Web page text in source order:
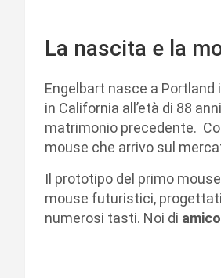
La nascita e la
Engelbart nasce a Portland
in California all’età di 88
matrimonio precedente.
mouse che arrivo sul
Il prototipo del primo
mouse futuristici,
numerosi tasti. Noi di